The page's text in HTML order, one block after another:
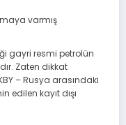
varmış
gayri resmi petrolün
Zaten dikkat
– Rusya arasındaki
edilen kayıt dışı